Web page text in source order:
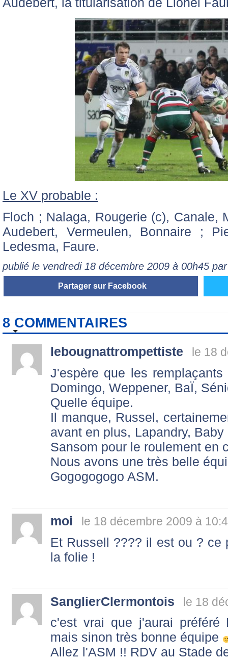
Le XV probable :
Floch ; Nalaga, Rougerie (c), Canale,
Audebert, Vermeulen, Bonnaire ;
Ledesma, Faure.
publié le vendredi 18 décembre 2009 à 00h45
Partager sur Facebook
8 COMMENTAIRES
lebougnattrompettiste le 18
J'espère que les
Domingo, Weppener, BaÏ,
Quelle équipe.
Il manque, Russel,
avant en plus, Lapandry,
Sansom pour le roulement en
Nous avons une très belle
Gogogogogo ASM.
moi le 18 décembre 2009 à
Et Russell ???? il est ou ? ce
la folie !
SanglierClermontois le 18
c'est vrai que j'aurai
mais sinon très bonne équipe
Allez l'ASM !! RDV au Stade